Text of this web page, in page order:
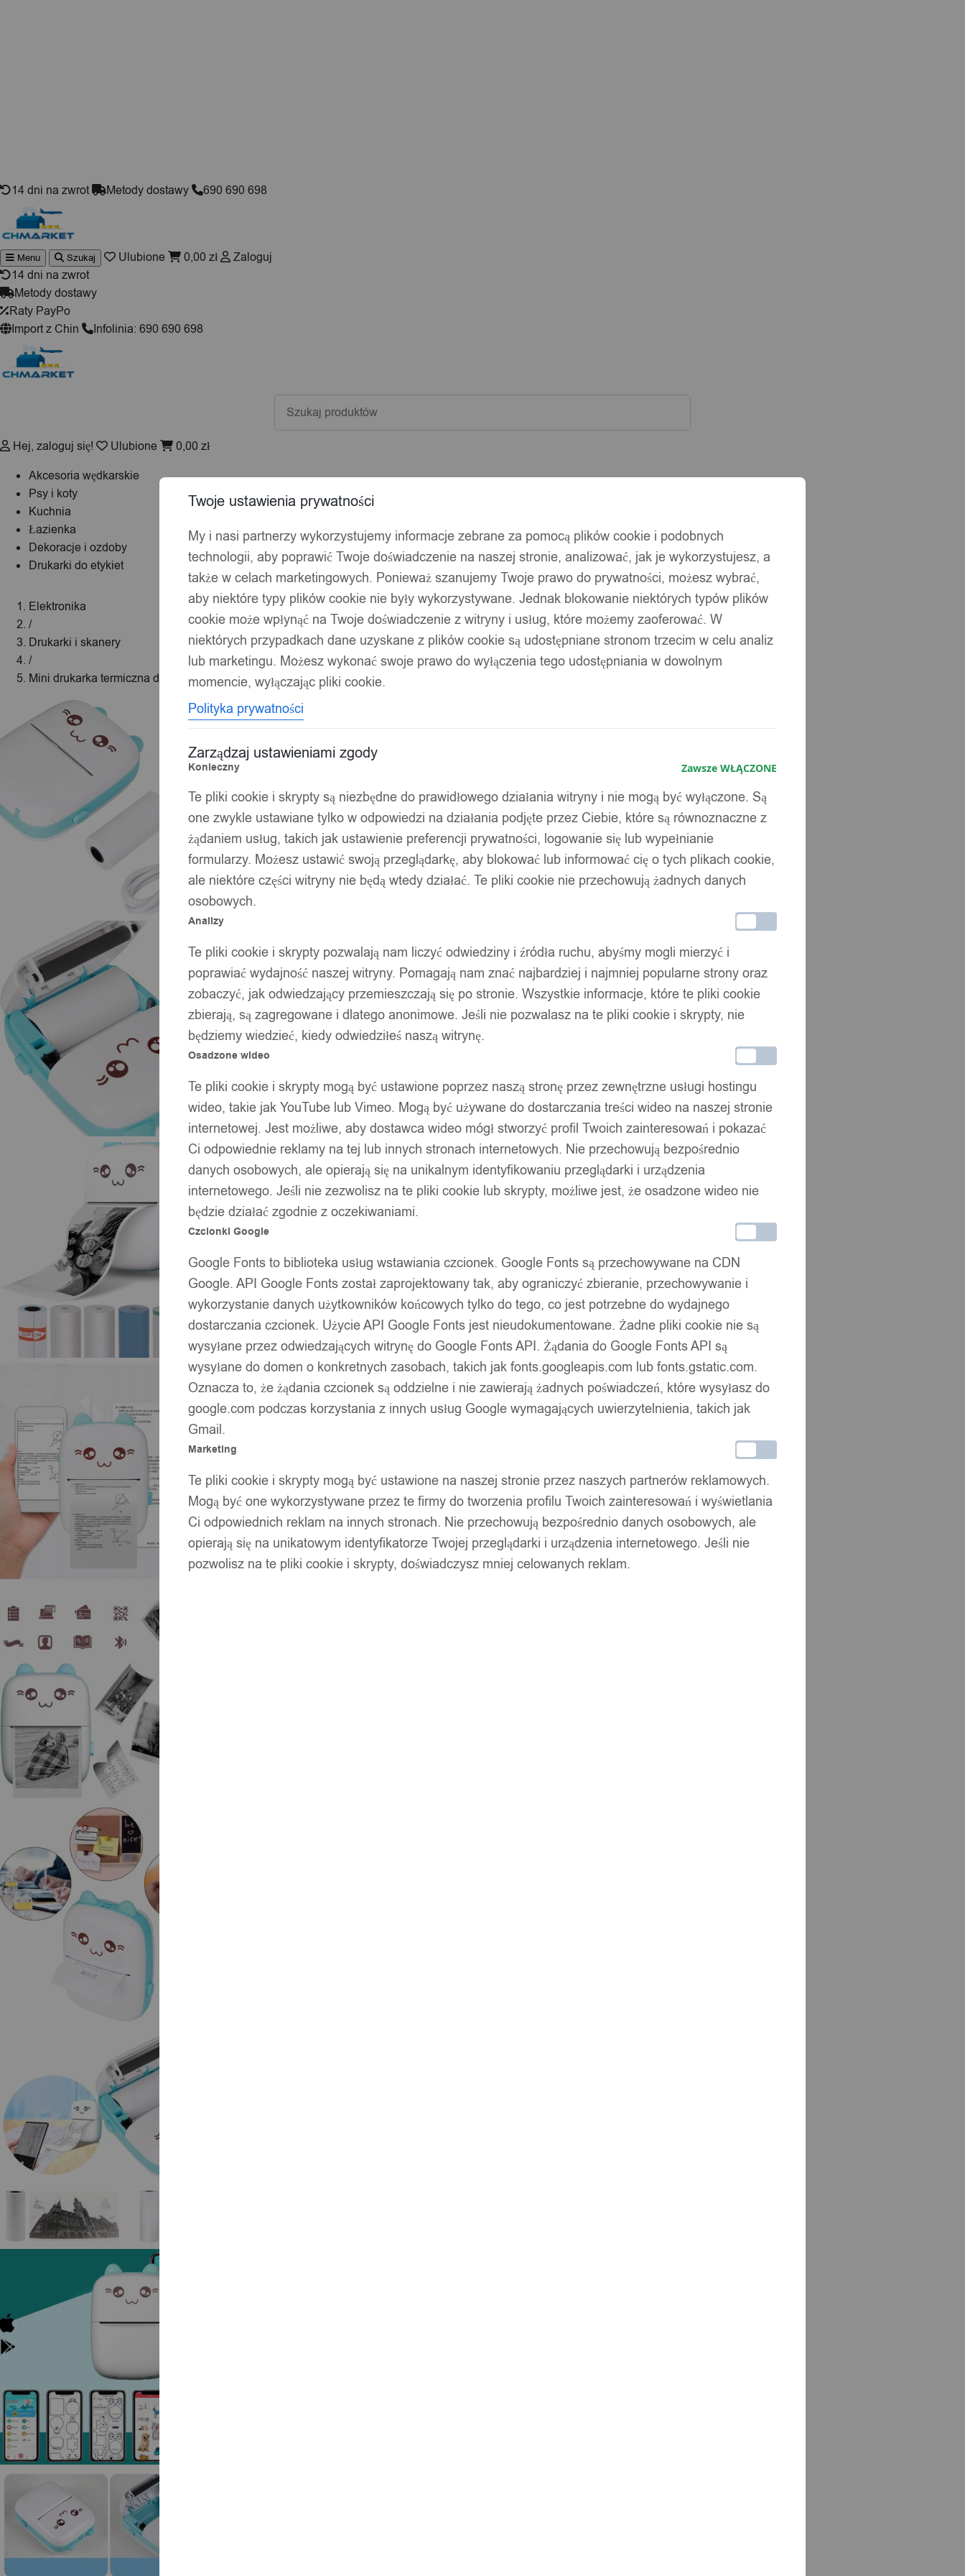
14 dni na zwrot Metody dostawy 690 690 698
Menu Szukaj Ulubione 0,00 zł
Zaloguj
14 dni na zwrot
Metody dostawy
Raty PayPo
Import z Chin
Infolinia: 690 690 698
Wyszukiwarka
produktów
Hej, zaloguj się! Ulubione 0,00 zł
Akcesoria wędkarskie
Psy i koty
Kuchnia
Łazienka
Dekoracje i ozdoby
Drukarki do etykiet
Elektronika
/
Drukarki i skanery
/
Mini drukarka termiczna dzieci kot zdjęcia notatki
Twoje ustawienia prywatności
My i nasi partnerzy wykorzystujemy informacje zebrane za pomocą plików cookie i podobnych
technologii, aby poprawić Twoje doświadczenie na naszej stronie, analizować, jak je wykorzystujesz, a
także w celach marketingowych. Ponieważ szanujemy Twoje prawo do prywatności, możesz wybrać,
aby niektóre typy plików cookie nie były wykorzystywane. Jednak blokowanie niektórych typów plików
cookie może wpłynąć na Twoje doświadczenie z witryny i usług, które możemy zaoferować. W
niektórych przypadkach dane uzyskane z plików cookie są udostępniane stronom trzecim w celu analiz
lub marketingu. Możesz wykonać swoje prawo do wyłączenia tego udostępniania w dowolnym
momencie, wyłączając pliki cookie.
Polityka prywatności
Zarządzaj ustawieniami zgody
Konieczny Zawsze WŁĄCZONE
Te pliki cookie i skrypty są niezbędne do prawidłowego działania witryny i nie mogą być wyłączone. Są
one zwykle ustawiane tylko w odpowiedzi na działania podjęte przez Ciebie, które są równoznaczne z
żądaniem usług, takich jak ustawienie preferencji prywatności, logowanie się lub wypełnianie
formularzy. Możesz ustawić swoją przeglądarkę, aby blokować lub informować cię o tych plikach cookie,
ale niektóre części witryny nie będą wtedy działać. Te pliki cookie nie przechowują żadnych danych
osobowych.
Analizy
Te pliki cookie i skrypty pozwalają nam liczyć odwiedziny i źródła ruchu, abyśmy mogli mierzyć i
poprawiać wydajność naszej witryny. Pomagają nam znać najbardziej i najmniej popularne strony oraz
zobaczyć, jak odwiedzający przemieszczają się po stronie. Wszystkie informacje, które te pliki cookie
zbierają, są zagregowane i dlatego anonimowe. Jeśli nie pozwalasz na te pliki cookie i skrypty, nie
będziemy wiedzieć, kiedy odwiedziłeś naszą witrynę.
Osadzone wideo
Te pliki cookie i skrypty mogą być ustawione poprzez naszą stronę przez zewnętrzne usługi hostingu
wideo, takie jak YouTube lub Vimeo. Mogą być używane do dostarczania treści wideo na naszej stronie
internetowej. Jest możliwe, aby dostawca wideo mógł stworzyć profil Twoich zainteresowań i pokazać
Ci odpowiednie reklamy na tej lub innych stronach internetowych. Nie przechowują bezpośrednio
danych osobowych, ale opierają się na unikalnym identyfikowaniu przeglądarki i urządzenia
internetowego. Jeśli nie zezwolisz na te pliki cookie lub skrypty, możliwe jest, że osadzone wideo nie
będzie działać zgodnie z oczekiwaniami.
Czcionki Google
Google Fonts to biblioteka usług wstawiania czcionek. Google Fonts są przechowywane na CDN
Google. API Google Fonts został zaprojektowany tak, aby ograniczyć zbieranie, przechowywanie i
wykorzystanie danych użytkowników końcowych tylko do tego, co jest potrzebne do wydajnego
dostarczania czcionek. Użycie API Google Fonts jest nieudokumentowane. Żadne pliki cookie nie są
wysyłane przez odwiedzających witrynę do Google Fonts API. Żądania do Google Fonts API są
wysyłane do domen o konkretnych zasobach, takich jak fonts.googleapis.com lub fonts.gstatic.com.
Oznacza to, że żądania czcionek są oddzielne i nie zawierają żadnych poświadczeń, które wysyłasz do
google.com podczas korzystania z innych usług Google wymagających uwierzytelnienia, takich jak
Gmail.
Marketing
Te pliki cookie i skrypty mogą być ustawione na naszej stronie przez naszych partnerów reklamowych.
Mogą być one wykorzystywane przez te firmy do tworzenia profilu Twoich zainteresowań i wyświetlania
Ci odpowiednich reklam na innych stronach. Nie przechowują bezpośrednio danych osobowych, ale
opierają się na unikatowym identyfikatorze Twojej przeglądarki i urządzenia internetowego. Jeśli nie
pozwolisz na te pliki cookie i skrypty, doświadczysz mniej celowanych reklam.